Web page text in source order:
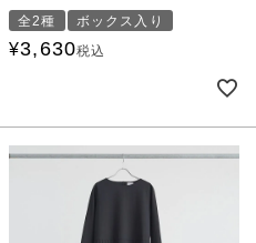
全2種 ボックス入り
¥3,630税込